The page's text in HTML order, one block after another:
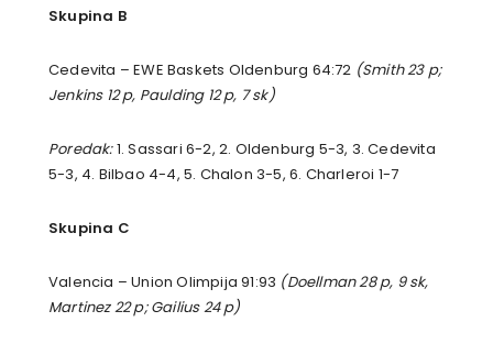
Skupina B
Cedevita – EWE Baskets Oldenburg 64:72 (Smith 23 p;
Jenkins 12 p, Paulding 12 p, 7 sk)
Poredak:1. Sassari 6-2, 2. Oldenburg 5-3, 3. Cedevita
5-3, 4. Bilbao 4-4, 5. Chalon 3-5, 6. Charleroi 1-7
Skupina C
Valencia – Union Olimpija 91:93 (Doellman 28 p, 9 sk,
Martinez 22 p; Gailius 24 p)